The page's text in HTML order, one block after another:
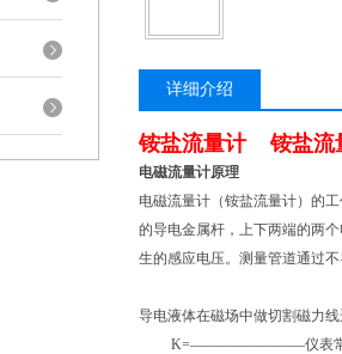
详细介绍
铵盐流量计 铵盐
电磁流量计原理
电磁流量计（铵盐流量计）的
的导电金属杆，上下两端的两
生的感应电压。测量管道通过
导电液体在磁场中做切割磁力
K=————————仪表